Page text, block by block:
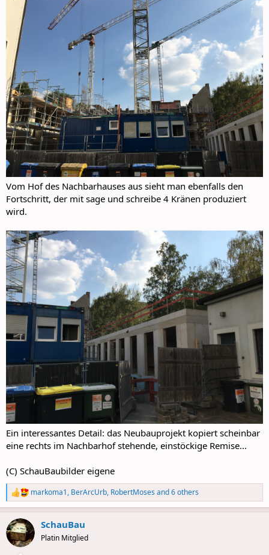
Vom Hof des Nachbarhauses aus sieht man ebenfalls den
Fortschritt, der mit sage und schreibe 4 Kränen produziert
wird.
Ein interessantes Detail: das Neubauprojekt kopiert scheinbar
eine rechts im Nachbarhof stehende, einstöckige Remise...
(C) SchauBaubilder eigene
R
e
a
c
t
i
markoma1, BerArcUrb, RobertMoses and 6 others
SchauBau
Platin Mitglied